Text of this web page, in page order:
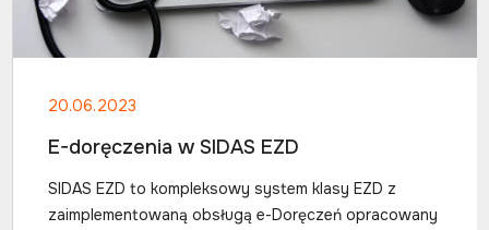
20.06.2023
E-doręczenia w SIDAS EZD
SIDAS EZD to kompleksowy system klasy EZD z
zaimplementowaną obsługą e-Doręczeń opracowany